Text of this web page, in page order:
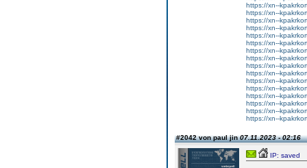
https://xn--
https://xn--
https://xn--
https://xn--
https://xn--
https://xn--
https://xn--
https://xn--
https://xn--
https://xn--
https://xn--
https://xn--
https://xn--
https://xn--
https://xn--
https://xn--
#2042 von paul jin07.11.2023 - 02:16
IP: saved